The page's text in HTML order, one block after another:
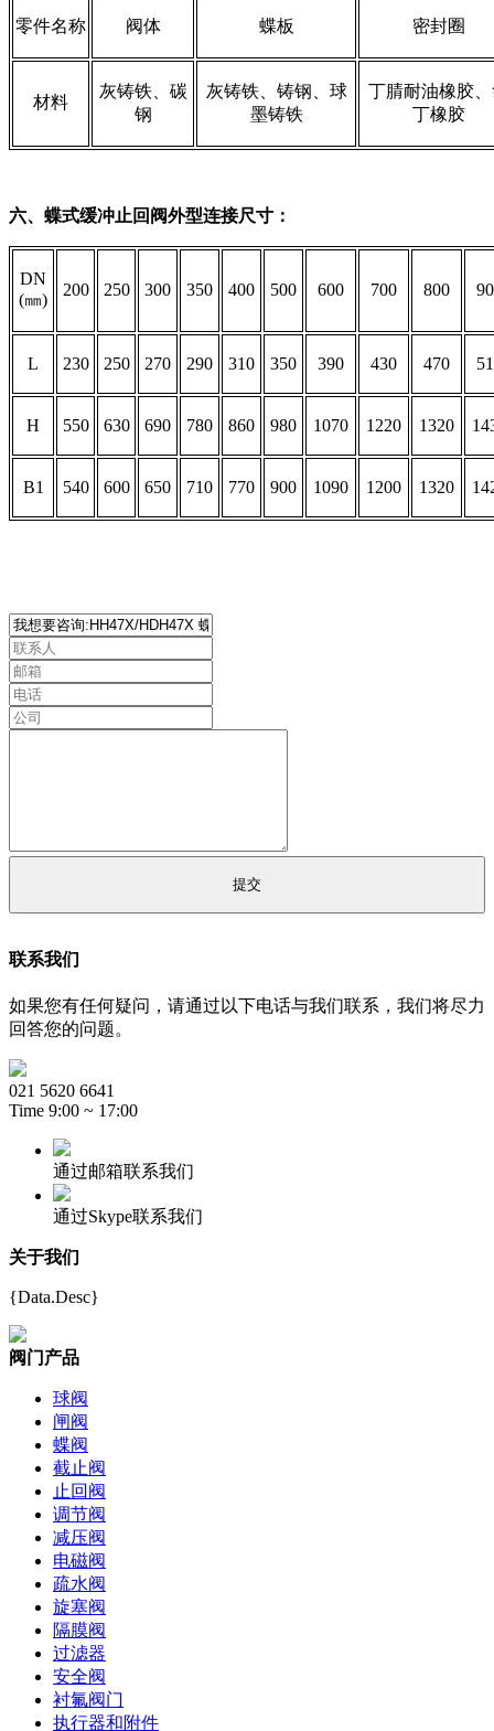
零件名称 阀体 蝶板 密封圈
材料
灰铸铁、碳
钢
灰铸铁、铸钢、球
墨铸铁
丁腈耐油橡胶
丁橡胶
六、蝶式缓冲止回阀外型连接尺寸：
DN
(㎜)
200 250 300 350 400 500 600 700 800
L 230 250 270 290 310 350 390 430 470
H 550 630 690 780 860 980 1070 1220 1320
B1 540 600 650 710 770 900 1090 1200 1320
联系我们
如果您有任何疑问，请通过以下电话与我们联系，我们将尽力
回答您的问题。
021 5620 6641
Time 9:00 ~ 17:00
通过邮箱联系我们
通过Skype联系我们
关于我们
{Data.Desc}
阀门产品
球阀
闸阀
蝶阀
截止阀
止回阀
调节阀
减压阀
电磁阀
疏水阀
旋塞阀
隔膜阀
过滤器
安全阀
衬氟阀门
执行器和附件